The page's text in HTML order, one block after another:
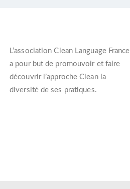
L’association Clean Language France
a pour but de promouvoir et faire
découvrir l’approche Cleanla
diversité de ses pratiques.